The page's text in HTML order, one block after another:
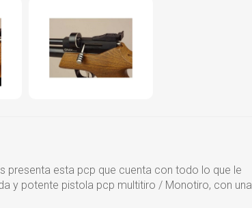
presenta esta pcp que cuenta con todo lo que le
y potente pistola pcp multitiro / Monotiro, con una